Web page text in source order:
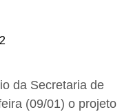
da Secretaria de
(09/01) o projeto